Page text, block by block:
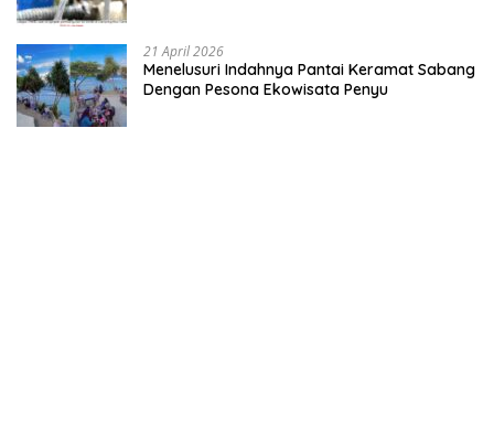
21 April 2026
Menelusuri Indahnya Pantai Keramat Sabang
Dengan Pesona Ekowisata Penyu